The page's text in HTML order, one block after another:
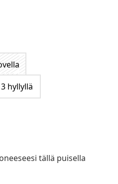
3 hyllyllä
tällä puisella